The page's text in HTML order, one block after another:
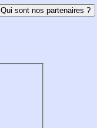
Qui sont nos partenaires ?